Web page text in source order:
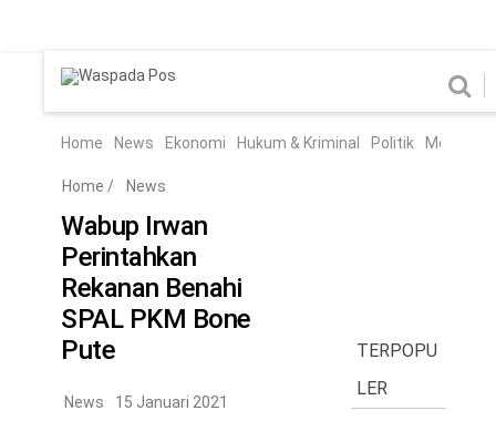
Ekonomi Hukum & Kriminal
Hiburan Pendidikan
Edukasi Tekno
Home News Ekonomi Hukum & Kriminal Politik Metro
Home / News
Wabup Irwan
Perintahkan
Rekanan Benahi
SPAL PKM Bone
Pute
News 15 Januari 2021
TERPOPU
LER